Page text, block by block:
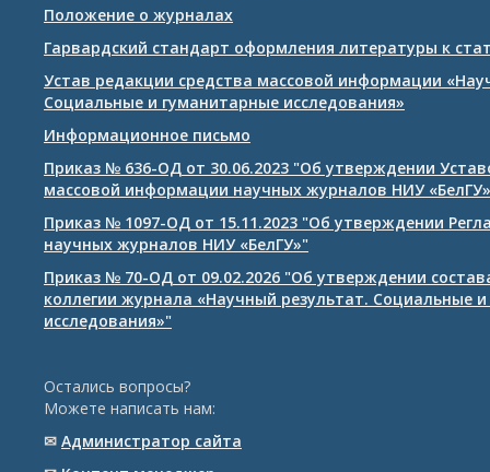
Положение о журналах
Гарвардский стандарт оформления литературы к
Устав редакции средства массовой информации
Социальные и гуманитарные исследования»
Информационное письмо
Приказ № 636-ОД от 30.06.2023 "Об утверждении
массовой информации научных журналов НИУ «БелГУ»
Приказ № 1097-ОД от 15.11.2023 "Об утверждении
научных журналов НИУ «БелГУ»"
Приказ № 70-ОД от 09.02.2026 "Об утверждении
коллегии журнала «Научный результат. Социальные
исследования»"
Остались вопросы?
Можете написать нам:
✉ Администратор сайта